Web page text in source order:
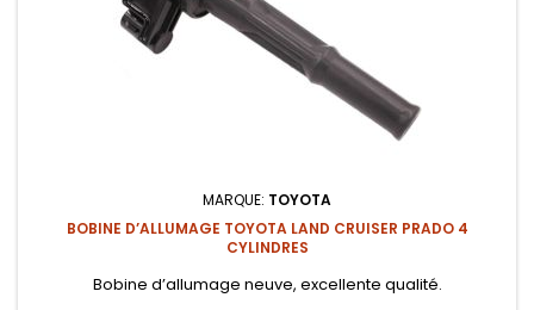
MARQUE: TOYOTA
BOBINE D’ALLUMAGE TOYOTA LAND CRUISER PRADO 4
CYLINDRES
Bobine d’allumage neuve, excellente qualité.